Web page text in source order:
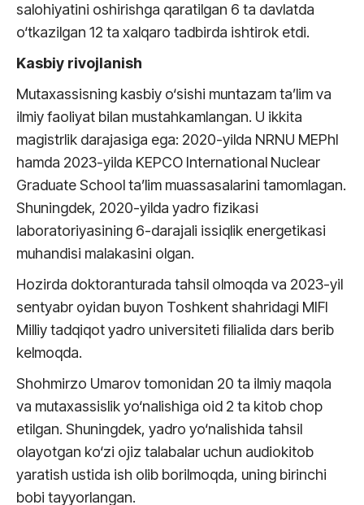
salohiyatini oshirishga qaratilgan 6 ta davlatda
o‘tkazilgan 12 ta xalqaro tadbirda ishtirok etdi.
Kasbiy rivojlanish
Mutaxassisning kasbiy o‘sishi muntazam ta’lim va
ilmiy faoliyat bilan mustahkamlangan. U ikkita
magistrlik darajasiga ega: 2020-yilda NRNU MEPhI
hamda 2023-yilda KEPCO International Nuclear
Graduate School ta’lim muassasalarini tamomlagan.
Shuningdek, 2020-yilda yadro fizikasi
laboratoriyasining 6-darajali issiqlik energetikasi
muhandisi malakasini olgan.
Hozirda doktoranturada tahsil olmoqda va 2023-yil
sentyabr oyidan buyon Toshkent shahridagi MIFI
Milliy tadqiqot yadro universiteti filialida dars berib
kelmoqda.
Shohmirzo Umarov tomonidan 20 ta ilmiy maqola
va mutaxassislik yo‘nalishiga oid 2 ta kitob chop
etilgan. Shuningdek, yadro yo‘nalishida tahsil
olayotgan ko‘zi ojiz talabalar uchun audiokitob
yaratish ustida ish olib borilmoqda, uning birinchi
bobi tayyorlangan.